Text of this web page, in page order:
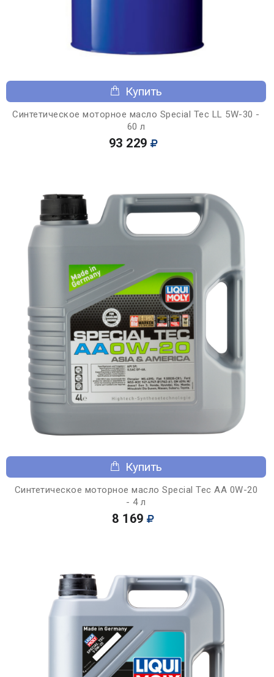
Купить
Синтетическое моторное масло Special Tec LL 5W-30 -
60 л
93 229
Купить
Синтетическое моторное масло Special Tec AA 0W-20
- 4 л
8 169